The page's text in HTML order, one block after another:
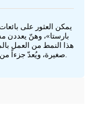
يمكن العثور على
بارستا»، وهنّ يعددن
هذا النمط من العمل
صغيرة، ويُعدّ جزءاً من المشهد المحلي في بعض مناطق المدينة وضواحيها.